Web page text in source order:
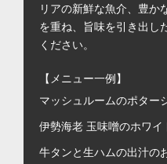
リアの新鮮な魚介、豊か
を重ね、旨味を引き出し
ください。
【メニュー一例】
マッシュルームのポター
伊勢海老 玉味噌のホワイ
牛タンと生ハムの出汁の